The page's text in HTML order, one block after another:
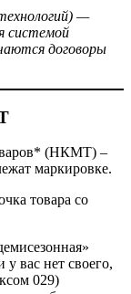
—
системой
договоры
(НКМТ) –
маркировке.
товара со
вас нет своего,
029)